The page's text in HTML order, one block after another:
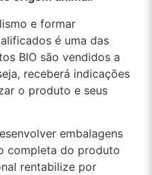
e formar
é uma das
BIO são vendidos a
receberá indicações
o produto e seus
embalagens
completa do produto
rentabilize por